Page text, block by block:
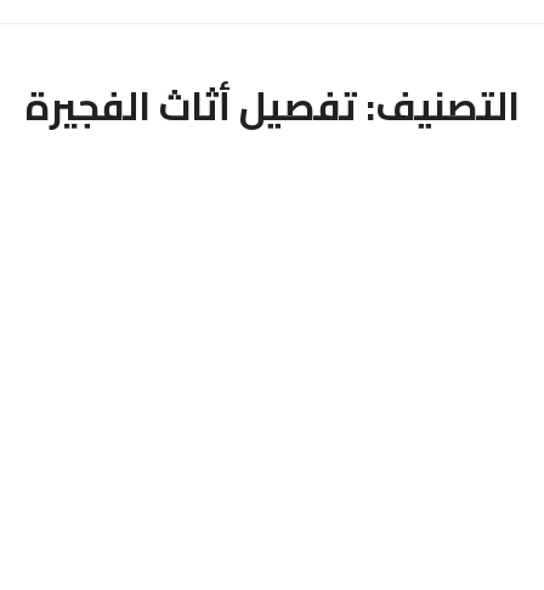
التصنيف:تفصيل أثاث الفجيرة